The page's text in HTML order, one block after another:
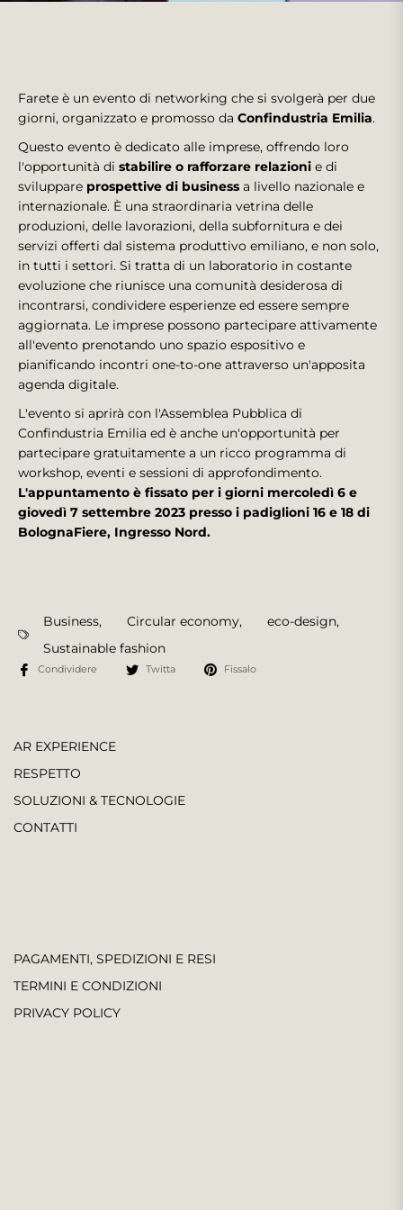
Farete è un evento di networking che si svolgerà per due
giorni, organizzato e promosso da Confindustria Emilia.
Questo evento è dedicato alle imprese, offrendo loro
l'opportunità di stabilire o rafforzare relazioni e di
sviluppare prospettive di business a livello nazionale e
internazionale. È una straordinaria vetrina delle
produzioni, delle lavorazioni, della subfornitura e dei
servizi offerti dal sistema produttivo emiliano, e non solo,
in tutti i settori. Si tratta di un laboratorio in costante
evoluzione che riunisce una comunità desiderosa di
incontrarsi, condividere esperienze ed essere sempre
aggiornata. Le imprese possono partecipare attivamente
all'evento prenotando uno spazio espositivo e
pianificando incontri one-to-one attraverso un'apposita
agenda digitale.
L'evento si aprirà con l'Assemblea Pubblica di
Confindustria Emilia ed è anche un'opportunità per
partecipare gratuitamente a un ricco programma di
workshop, eventi e sessioni di approfondimento.
L'appuntamento è fissato per i giorni mercoledì 6 e
giovedì 7 settembre 2023 presso i padiglioni 16 e 18 di
BolognaFiere, Ingresso Nord.
Business, Circular economy, eco-design,
Sustainable fashion
Condividere Twitta Fissalo
AR EXPERIENCE
RESPETTO
SOLUZIONI & TECNOLOGIE
CONTATTI
PAGAMENTI, SPEDIZIONI E RESI
TERMINI E CONDIZIONI
PRIVACY POLICY